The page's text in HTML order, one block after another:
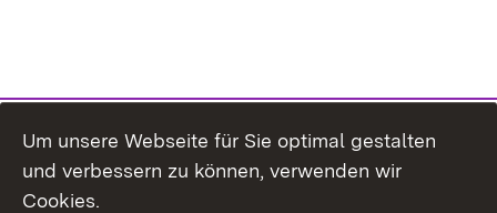
Um unsere Webseite für Sie optimal gestalten
und verbessern zu können, verwenden wir
Cookies.